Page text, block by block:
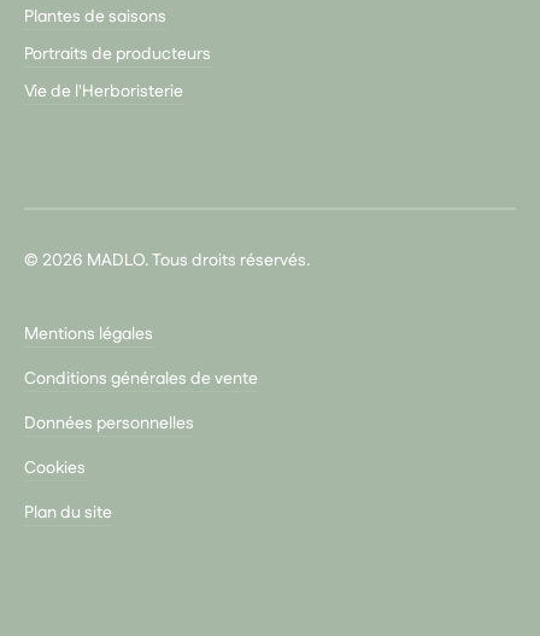
Plantes de saisons
Portraits de producteurs
Vie de l'Herboristerie
© 2026 MADLO. Tous droits réservés.
Mentions légales
Conditions générales de vente
Données personnelles
Cookies
Plan du site